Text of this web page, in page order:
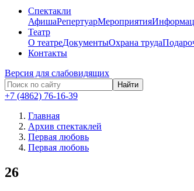
Спектакли
АфишаРепертуарМероприятия
Театр
О театреДокументыОхрана труда
Контакты
Версия для слабовидящих
Найти
+7 (4862) 76-16-39
Главная
Архив спектаклей
Первая любовь
Первая любовь
26